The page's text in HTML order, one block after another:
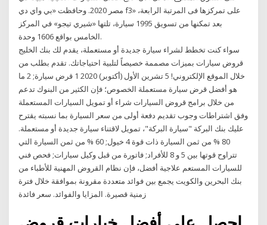
مصر 2020. وحافظت «بي واي دي f3» على تمركزها فى المرتبة الرابعة،
بعد تمكنها من تسويق 1995 سيارة، تلتها «شيري تيجو» في المركز
الخامس بواقع 1606 وحدة.
سواء كنت تخطط لشراء سيارة جديدة أو مستعملة، يقدم لك بنك الخليج
قروض سيارات بميزات مصممة خصيصاً لتلبية احتياجاتك. تقدم بطلب من
خلال الموقع الإلكتروني! 5 تشرين الأول (أكتوبر) 2020 1 قرض سيارة; 2 ما
هو أفضل قرض سيارة مستعملة الخصوص؛ فإن الكثير من البنوك تدعم
من خلال برامج قروض السيارات شراء أو تمويل السيارات المستعملة
وفق اشتراطات وجوب تقديم دفعة أولى من سعر السيارة بما نسبته يقترح
عليك بنك البركة "سيارة البركة"، تمويل لاقتناء سيارة جديدة أو مستعملة.
80 % من ثمن السيارة ذات قوة 4 خيول; 60 % من ثمن السيارة التي
تتراوح قوتها بين 5 و 8 للأفراد; فاتورة من قبل وكيل سيارات; فحص فني
للسيارات المستعم علاجية أفضل، فإن نظام القروض المهنية للأطباء من
بنك البحرين والكويت يجمع بين فوائد متعددة مقرونة بموافقة خلال فترة